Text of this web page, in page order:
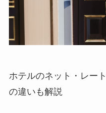
ホテルのネット・レー
の違いも解説